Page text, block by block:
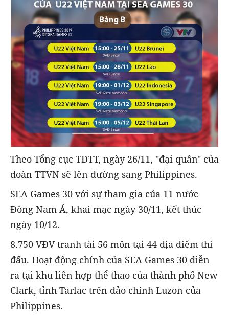
Theo Tổng cục TDTT, ngày 26/11, "đại quân" của
đoàn TTVN sẽ lên đường sang Philippines.
SEA Games 30 với sự tham gia của 11 nước
Đông Nam Á, khai mạc ngày 30/11, kết thúc
ngày 10/12.
8.750 VĐV tranh tài 56 môn tại 44 địa điểm thi
đấu. Hoạt động chính của SEA Games 30 diễn
ra tại khu liên hợp thể thao của thành phố New
Clark, tỉnh Tarlac trên đảo chính Luzon của
Philippines.